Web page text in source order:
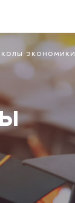
экономики